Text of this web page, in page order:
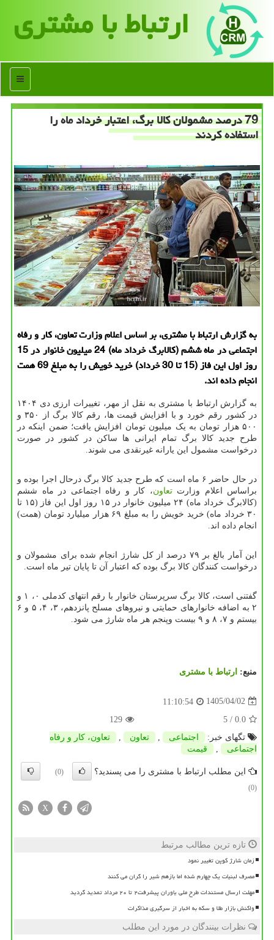
ارتباط با مشتری
منو
79 درصد مشمولان کالا برگ، اعتبار خرداد ماه را
استفاده کردند
به گزارش ارتباط با مشتری، بر اساس اعلام وزارت تعاون، کار و رفاه
اجتماعی در ماه ششم (کالابرگ خرداد ماه) 24 میلیون خانوار در 15
روز اول این فاز (15 تا 30 خرداد) خرید خویش را به مبلغ 69 همت
انجام داده اند.
به گزارش ارتباط با مشتری به نقل از مهر، تغییرات ارزی دی ۱۴۰۴
در کشور رقم خورد و با افزایش قیمت ها، رقم کالا برگ از ۳۵۰ و
۵۰۰ هزار تومان به یک میلیون تومان افزایش یافت؛ ضمن اینکه در
طرح جدید کالا برگ تمام ایرانی ها ساکن در کشور در صورت
درخواست مشمول این یارانه غیرنقدی می شوند.
در حال حاضر ۶ ماه است که طرح جدید کالا برگ درحال اجرا بوده و
براساس اعلام وزارتتعاون، کار و رفاه اجتماعی در ماه ششم
(کالابرگ خرداد ماه) ۲۴ میلیون خانوار در ۱۵ روز اول این فاز (۱۵ تا
۳۰ خرداد ماه) خرید خویش را به مبلغ ۶۹ هزار میلیارد تومان (همت)
انجام داده اند.
این آمار بالغ بر ۷۹ درصد از کل شارژ انجام شده برای مشمولان و
درخواست کنندگان کالا برگ بوده که اعتبار آن تا پایان تیر ماه است.
گفتنی است، کالا برگ سرپرستان خانوار با رقم انتهای کدملی ۰، ۱ و
۲ به اضافه خانوارهای حمایتی و نیروهای مسلح پانزدهم، ۳، ۴، ۵ و ۶
بیستم و ۷، ۸ و ۹ بیست وپنجم هر ماه شارژ می شود.
منبع: ارتباط با مشتری
1405/04/02
11:10:54
0.0
/ 5
129
تگهای خبر:
اجتماعی , تعاون ,
تعاون، كار و رفاه
اجتماعی
, قیمت
این مطلب ارتباط با مشتری را می پسندید؟
(0)
(0)
X
تازه ترین مطالب مرتبط
زمان شارژ کوپن تغییر نمود
مصرف لبنیات یک چهارم شده اما بازهم شیر را گران می کنند
مهلت ارسال مستندات طرح ملی یاوران پیشرفت۲ تا ۲۰ مرداد تمدید گردید
واکنش بازار طلا و سکه به اخبار از سرگیری مذاکرات
نظرات بینندگان در مورد این مطلب